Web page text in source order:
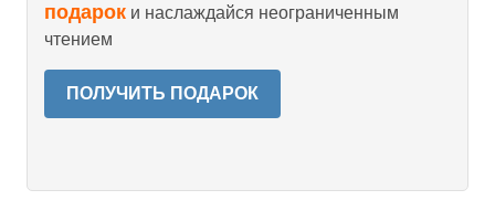
подарок и наслаждайся неограниченным
чтением
ПОЛУЧИТЬ ПОДАРОК